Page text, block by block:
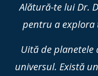
Alătură-te lui Dr.
pentru a
Uită de
universul. Există